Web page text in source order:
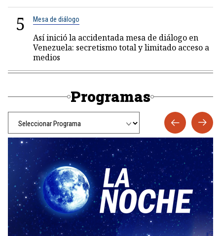
5 Mesa de diálogo
Así inició la accidentada mesa de diálogo en
Venezuela: secretismo total y limitado acceso a
medios
Programas